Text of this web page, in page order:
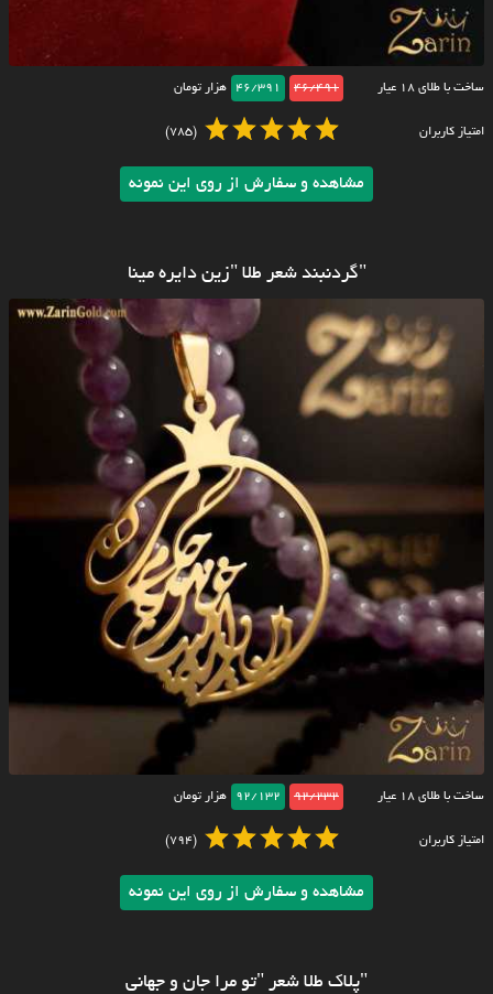
ساخت با طلای ۱۸ عیار 46/491
46/391 هزار تومان
امتیاز کاربران (785)
مشاهده و سفارش از روی این نمونه
"گردنبند شعر طلا "زین دایره مینا
ساخت با طلای ۱۸ عیار 92/232
92/132 هزار تومان
امتیاز کاربران (794)
مشاهده و سفارش از روی این نمونه
"پلاک طلا شعر "تو مرا جان و جهانی